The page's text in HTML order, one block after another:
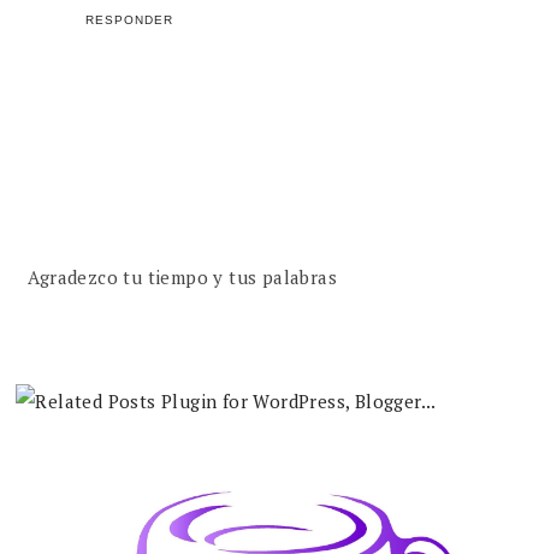
RESPONDER
Agradezco tu tiempo y tus palabras